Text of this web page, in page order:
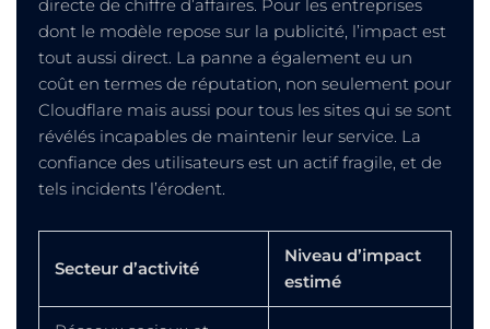
directe de chiffre d’affaires. Pour les entreprises
dont le modèle repose sur la publicité, l’impact est
tout aussi direct. La panne a également eu un
coût en termes de réputation, non seulement pour
Cloudflare mais aussi pour tous les sites qui se sont
révélés incapables de maintenir leur service. La
confiance des utilisateurs est un actif fragile, et de
tels incidents l’érodent.
Secteur d’activité
Niveau d’impact
estimé